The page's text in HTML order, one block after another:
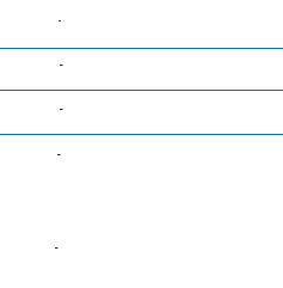
-
-
-
-
-